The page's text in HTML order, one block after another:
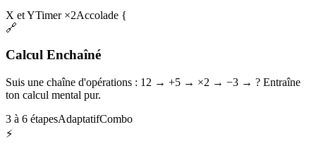
X et YTimer ×2Accolade {
🔗
Calcul Enchaîné
Suis une chaîne d'opérations : 12 → +5 → ×2 → −3 → ? Entraîne
ton calcul mental pur.
3 à 6 étapesAdaptatifCombo
⚡